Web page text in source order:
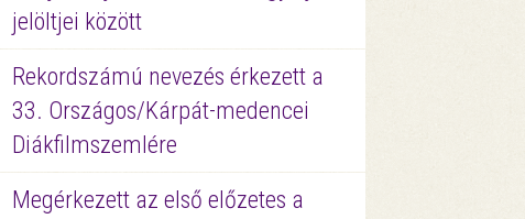
jelöltjei között
Rekordszámú nevezés érkezett a
33. Országos/Kárpát-medencei
Diákfilmszemlére
Megérkezett az első előzetes a